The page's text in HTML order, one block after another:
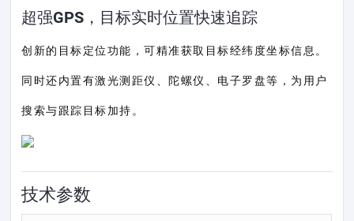
超强GPS，目标实时位置快速追踪
创新的目标定位功能，可精准获取目标经纬度坐标信息。
同时还内置有激光测距仪、陀螺仪、电子罗盘等，为用户
搜索与跟踪目标加持。
技术参数